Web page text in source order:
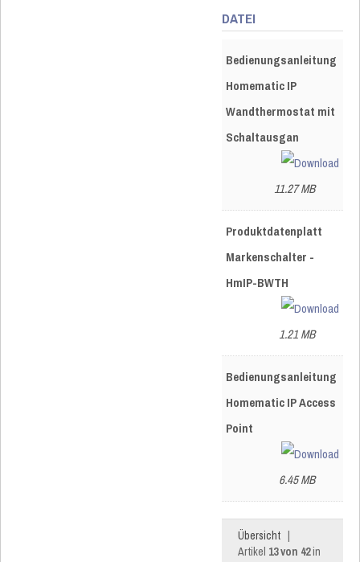
DATEI
Bedienungsanleitung
Homematic IP
Wandthermostat mit
Schaltausgan
11.27 MB
Produktdatenplatt
Markenschalter -
HmIP-BWTH
1.21 MB
Bedienungsanleitung
Homematic IP Access
Point
6.45 MB
Übersicht |
Artikel 13 von 42in